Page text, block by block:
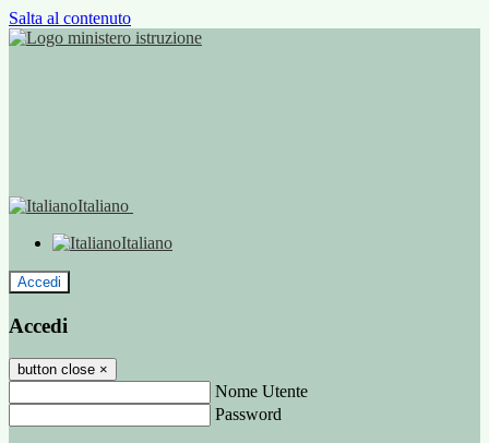
Salta al contenuto
Italiano
Italiano
Accedi
Accedi
button close ×
Nome Utente
Password